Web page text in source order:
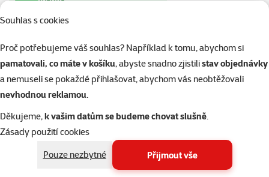
Souhlas s cookies
Proč potřebujeme váš souhlas? Například k tomu, abychom si
pamatovali, co máte v košíku, abyste snadno zjistilistav objednávky
a nemuseli se pokaždé přihlašovat, abychom vás neobtěžovali
nevhodnou reklamou.
Děkujeme,k vašim datům se budeme chovat slušně.
Zásady použití cookies
Pouze nezbytné
Přijmout vše
Pelíšek Dog
95cm černý
Hodnocení 0%
Původní cena
Cena
699 Kč